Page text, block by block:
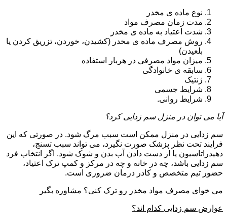
نوع ماده ی مخدر
مدت زمان مصرف مواد
شدت اعتیاد به ماده ی مخدر
روش مصرف ماده ی مخدر (کشیدن، خوردن، تزریق کردن یا
بلعیدن)
میزان مواد مصرفی در هربار استفاده
سابقه ی خانوادگی
ژنتیک
شرایط جسمی
شرایط روانی.
آیا می توان در منزل سم زدایی کرد؟
سم زدایی در منزل ممکن است سبب مرگ شود. در صورتی که این
فرایند تحت نظر پزشک صورت نگیرد، می تواند سبب تسنج،
دهیدراتاسیون یا از دست دادن آب بدن و شوک شود. اگر انتخاب فرد
سم زدایی باشد، چه در خانه و چه در مرکز و کمپ ترک اعتیاد،
حضور تیم متخصص و کادر درمان ضروری است.
می خوای مصرف مواد مخدر رو ترک کنی؟ مشاوره بگیر
عوارض سم زدایی کدام اند؟